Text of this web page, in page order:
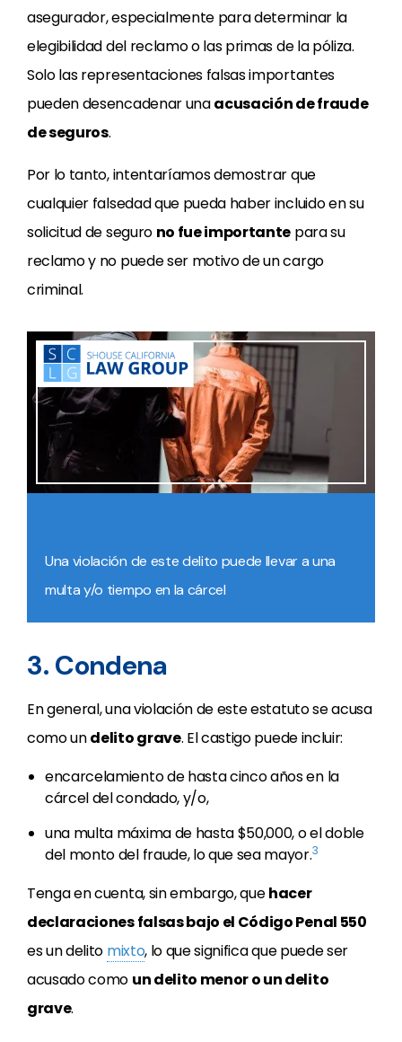
asegurador, especialmente para determinar la
elegibilidad del reclamo o las primas de la póliza.
Solo las representaciones falsas importantes
pueden desencadenar unaacusación de fraude
de seguros.
Por lo tanto, intentaríamos demostrar que
cualquier falsedad que pueda haber incluido en su
solicitud de seguro no fue importante para su
reclamo y no puede ser motivo de un cargo
criminal.
Una violación de este delito puede llevar a una
multa y/o tiempo en la cárcel
3. Condena
En general, una violación de este estatuto se acusa
como undelito grave. El castigo puede incluir:
encarcelamiento de hasta cinco años en la
cárcel del condado, y/o,
una multa máxima de hasta $50,000, o el doble
del monto del fraude, lo que sea mayor.3
Tenga en cuenta, sin embargo, quehacer
declaraciones falsas bajo el Código Penal 550
es un delito mixto, lo que significa que puede ser
acusado como un delito menor o un delito
grave.